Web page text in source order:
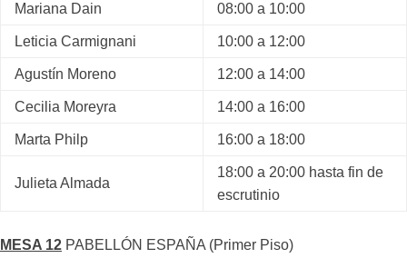
Mariana Dain 08:00 a 10:00
Leticia Carmignani 10:00 a 12:00
Agustín Moreno 12:00 a 14:00
Cecilia Moreyra 14:00 a 16:00
Marta Philp 16:00 a 18:00
Julieta Almada
18:00 a 20:00 hasta fin de
escrutinio
MESA 12 PABELLÓN ESPAÑA (Primer Piso)